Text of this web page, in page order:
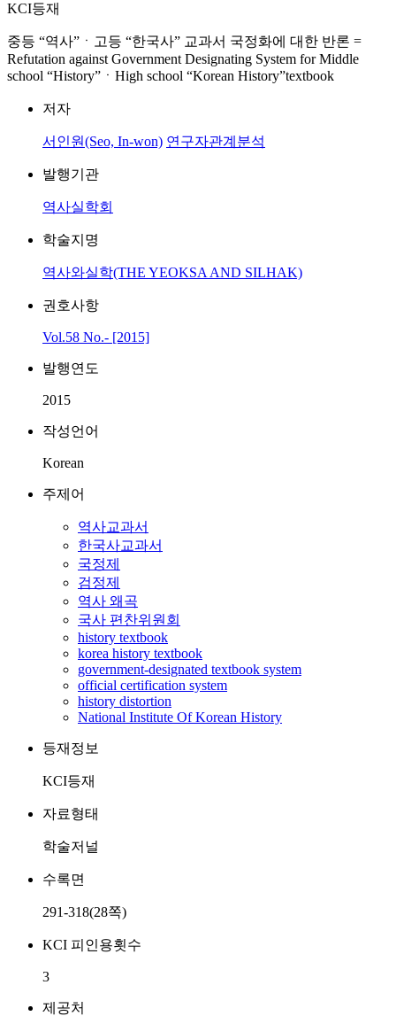
KCI등재
중등 “역사”ㆍ고등 “한국사” 교과서 국정화에 대한 반론 =
Refutation against Government Designating System for Middle
school “History”ㆍHigh school “Korean History”textbook
저자
서인원(Seo, In-won) 연구자관계분석
발행기관
역사실학회
학술지명
역사와실학(THE YEOKSA AND SILHAK)
권호사항
Vol.58 No.- [2015]
발행연도
2015
작성언어
Korean
주제어
역사교과서
한국사교과서
국정제
검정제
역사 왜곡
국사 편찬위원회
history textbook
korea history textbook
government-designated textbook system
official certification system
history distortion
National Institute Of Korean History
등재정보
KCI등재
자료형태
학술저널
수록면
291-318(28쪽)
KCI 피인용횟수
3
제공처